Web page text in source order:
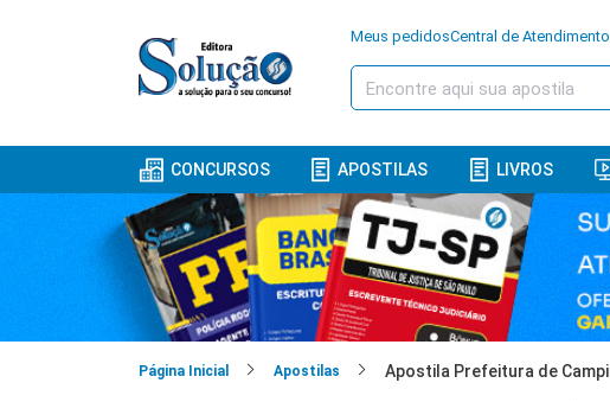
Meus pedidosCentral de Atendimento
CONCURSOS APOSTILAS LIVROS
Página Inicial Apostilas